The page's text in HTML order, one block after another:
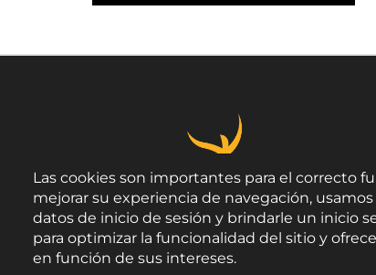
Las cookies son importantes para el correcto
mejorar su experiencia de navegación,
datos de inicio de sesión y brindarle un inicio
para optimizar la funcionalidad del sitio y
en función de sus intereses.